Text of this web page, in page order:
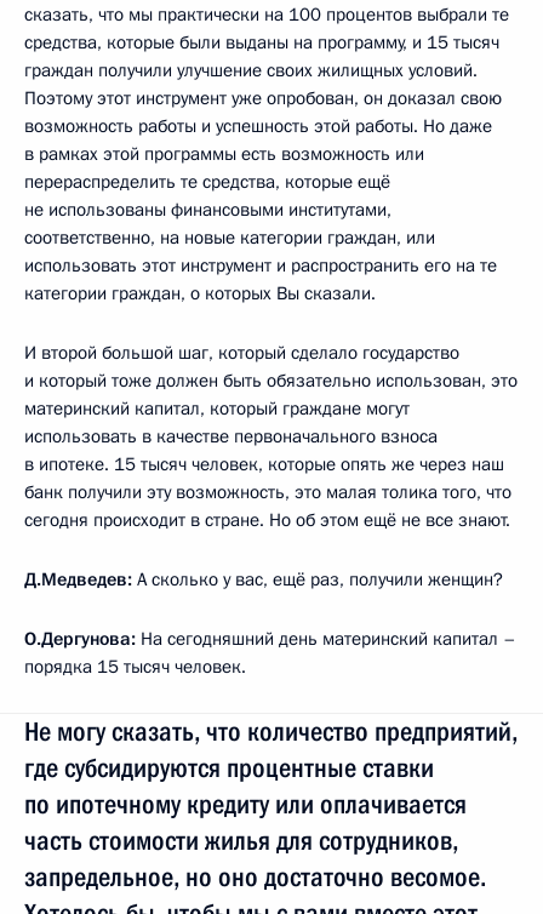
сказать, что мы практически на 100 процентов выбрали те
средства, которые были выданы на программу, и 15 тысяч
граждан получили улучшение своих жилищных условий.
Поэтому этот инструмент уже опробован, он доказал свою
возможность работы и успешность этой работы. Но даже
в рамках этой программы есть возможность или
перераспределить те средства, которые ещё
не использованы финансовыми институтами,
соответственно, на новые категории граждан, или
использовать этот инструмент и распространить его на те
категории граждан, о которых Вы сказали.
И второй большой шаг, который сделало государство
и который тоже должен быть обязательно использован, это
материнский капитал, который граждане могут
использовать в качестве первоначального взноса
в ипотеке. 15 тысяч человек, которые опять же через наш
банк получили эту возможность, это малая толика того, что
сегодня происходит в стране. Но об этом ещё не все знают.
Д.Медведев: А сколько у вас, ещё раз, получили женщин?
О.Дергунова: На сегодняшний день материнский капитал –
порядка 15 тысяч человек.
Не могу сказать, что количество предприятий,
где субсидируются процентные ставки
по ипотечному кредиту или оплачивается
часть стоимости жилья для сотрудников,
запредельное, но оно достаточно весомое.